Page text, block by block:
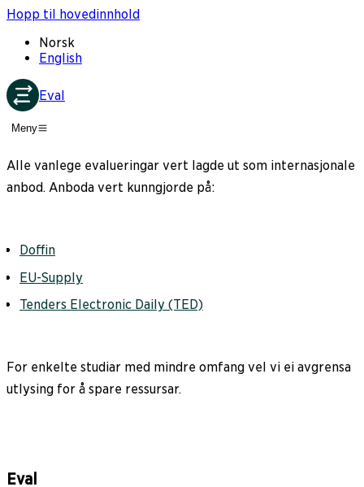
Hopp til hovedinnhold
Norsk
English
Eval
Meny
Alle vanlege evalueringar vert lagde ut som internasjonale
anbod. Anboda vert kunngjorde på:
Doffin
EU-Supply
Tenders Electronic Daily (TED)
For enkelte studiar med mindre omfang vel vi ei avgrensa
utlysing for å spare ressursar.
Eval